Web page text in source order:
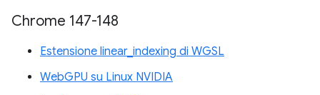
Chrome 147-148
Estensione linear_indexing di WGSL
WebGPU su Linux NVIDIA